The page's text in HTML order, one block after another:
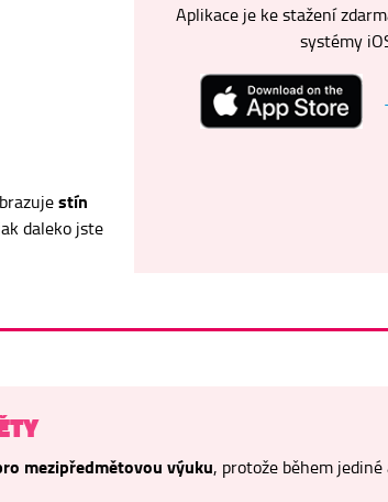
stín
daleko jste
Aplikace je ke stažení
systémy
mezipředmětovou výuku, protože během